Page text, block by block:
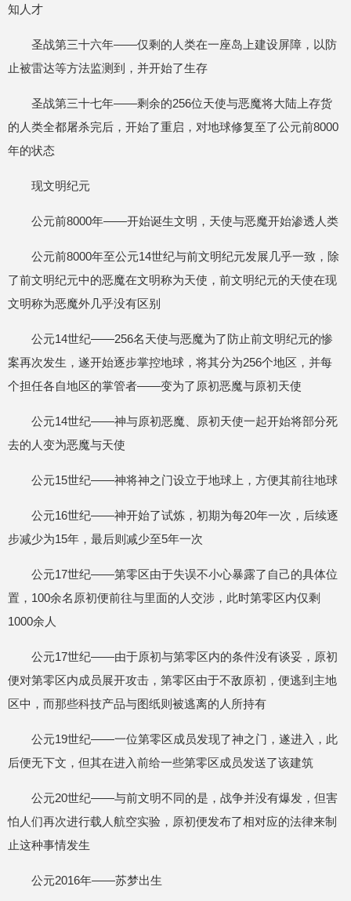
知人才
圣战第三十六年——仅剩的人类在一座岛上建设屏障，以防
止被雷达等方法监测到，并开始了生存
圣战第三十七年——剩余的256位天使与恶魔将大陆上存货
的人类全都屠杀完后，开始了重启，对地球修复至了公元前8000
年的状态
现文明纪元
公元前8000年——开始诞生文明，天使与恶魔开始渗透人类
公元前8000年至公元14世纪与前文明纪元发展几乎一致，除
了前文明纪元中的恶魔在文明称为天使，前文明纪元的天使在现
文明称为恶魔外几乎没有区别
公元14世纪——256名天使与恶魔为了防止前文明纪元的惨
案再次发生，遂开始逐步掌控地球，将其分为256个地区，并每
个担任各自地区的掌管者——变为了原初恶魔与原初天使
公元14世纪——神与原初恶魔、原初天使一起开始将部分死
去的人变为恶魔与天使
公元15世纪——神将神之门设立于地球上，方便其前往地球
公元16世纪——神开始了试炼，初期为每20年一次，后续逐
步减少为15年，最后则减少至5年一次
公元17世纪——第零区由于失误不小心暴露了自己的具体位
置，100余名原初便前往与里面的人交涉，此时第零区内仅剩
1000余人
公元17世纪——由于原初与第零区内的条件没有谈妥，原初
便对第零区内成员展开攻击，第零区由于不敌原初，便逃到主地
区中，而那些科技产品与图纸则被逃离的人所持有
公元19世纪——一位第零区成员发现了神之门，遂进入，此
后便无下文，但其在进入前给一些第零区成员发送了该建筑
公元20世纪——与前文明不同的是，战争并没有爆发，但害
怕人们再次进行载人航空实验，原初便发布了相对应的法律来制
止这种事情发生
公元2016年——苏梦出生